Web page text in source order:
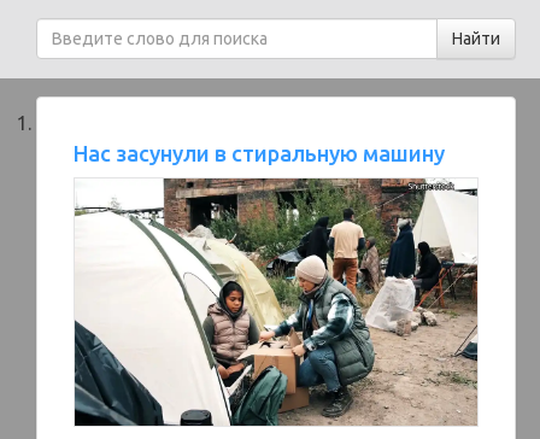
Нас засунули в стиральную машину